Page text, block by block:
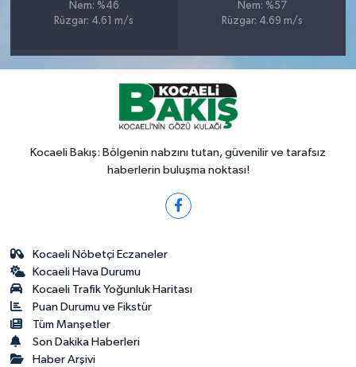
Nem: %46
Rüzgar: 4.61 m/s
Nem: %57
Rüzgar: 4.69 m/s
Kocaeli Bakış: Bölgenin nabzını tutan, güvenilir ve tarafsız
haberlerin buluşma noktası!
Kocaeli Nöbetçi Eczaneler
Kocaeli Hava Durumu
Kocaeli Trafik Yoğunluk Haritası
Puan Durumu ve Fikstür
Tüm Manşetler
Son Dakika Haberleri
Haber Arşivi